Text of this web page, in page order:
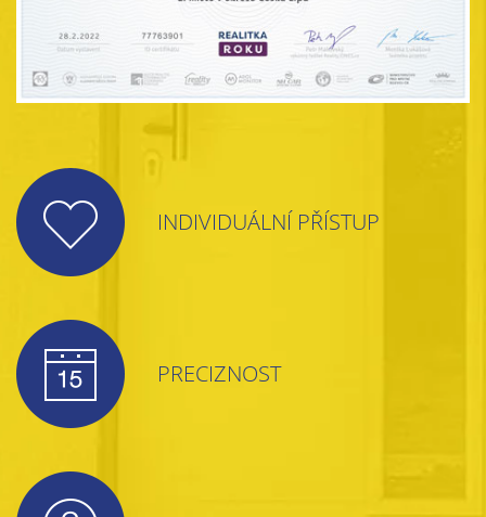
INDIVIDUÁLNÍ PŘÍSTUP
PRECIZNOST